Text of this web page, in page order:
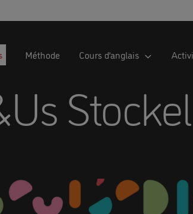
Méthode Cours d’anglais
Stockel